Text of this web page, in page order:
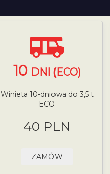
10 DNI (ECO)
Winieta 10-dniowa do 3,5 t
ECO
40 PLN
ZAMÓW